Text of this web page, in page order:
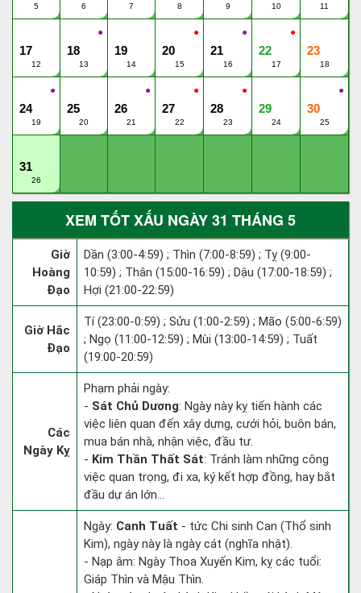
5 6 7 8 9 10 11
17
12
●
18
13
19
14
●
20
15
●
21
16
●
22
17
23
18
●
24
19
25
20
●
26
21
●
27
22
●
28
23
29
24
●
30
25
31
26
XEM TỐT XẤU NGÀY 31 THÁNG 5
Giờ
Hoàng
Đạo
Dần (3:00-4:59) ; Thìn (7:00-8:59) ; Tỵ (9:00-
10:59) ; Thân (15:00-16:59) ; Dậu (17:00-18:59) ;
Hợi (21:00-22:59)
Giờ Hắc
Đạo
Tí (23:00-0:59) ; Sửu (1:00-2:59) ; Mão (5:00-6:59)
; Ngọ (11:00-12:59) ; Mùi (13:00-14:59) ; Tuất
(19:00-20:59)
Các
Ngày Kỵ
Phạm phải ngày:
- Sát Chủ Dương: Ngày này kỵ tiến hành các
việc liên quan đến xây dựng, cưới hỏi, buôn bán,
mua bán nhà, nhận việc, đầu tư.
- Kim Thần Thất Sát: Tránh làm những công
việc quan trọng, đi xa, ký kết hợp đồng, hay bắt
đầu dự án lớn...
Ngày: Canh Tuất - tức Chi sinh Can (Thổ sinh
Kim), ngày này là ngày cát (nghĩa nhật).
- Nạp âm: Ngày Thoa Xuyến Kim, kỵ các tuổi:
Giáp Thìn và Mậu Thìn.